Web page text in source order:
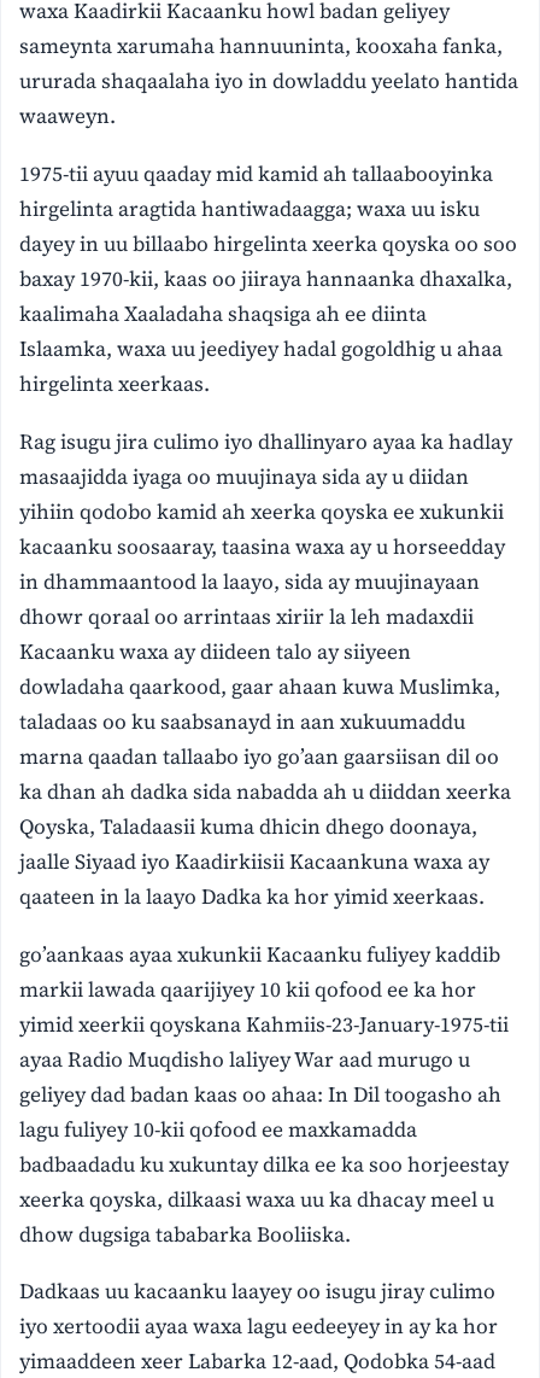
waxa Kaadirkii Kacaanku howl badan geliyey
sameynta xarumaha hannuuninta, kooxaha fanka,
ururada shaqaalaha iyo in dowladdu yeelato hantida
waaweyn.
1975-tii ayuu qaaday mid kamid ah tallaabooyinka
hirgelinta aragtida hantiwadaagga; waxa uu isku
dayey in uu billaabo hirgelinta xeerka qoyska oo soo
baxay 1970-kii, kaas oo jiiraya hannaanka dhaxalka,
kaalimaha Xaaladaha shaqsiga ah ee diinta
Islaamka, waxa uu jeediyey hadal gogoldhig u ahaa
hirgelinta xeerkaas.
Rag isugu jira culimo iyo dhallinyaro ayaa ka hadlay
masaajidda iyaga oo muujinaya sida ay u diidan
yihiin qodobo kamid ah xeerka qoyska ee xukunkii
kacaanku soosaaray, taasina waxa ay u horseedday
in dhammaantood la laayo, sida ay muujinayaan
dhowr qoraal oo arrintaas xiriir la leh madaxdii
Kacaanku waxa ay diideen talo ay siiyeen
dowladaha qaarkood, gaar ahaan kuwa Muslimka,
taladaas oo ku saabsanayd in aan xukuumaddu
marna qaadan tallaabo iyo go’aan gaarsiisan dil oo
ka dhan ah dadka sida nabadda ah u diiddan xeerka
Qoyska, Taladaasii kuma dhicin dhego doonaya,
jaalle Siyaad iyo Kaadirkiisii Kacaankuna waxa ay
qaateen in la laayo Dadka ka hor yimid xeerkaas.
go’aankaas ayaa xukunkii Kacaanku fuliyey kaddib
markii lawada qaarijiyey 10 kii qofood ee ka hor
yimid xeerkii qoyskana Kahmiis-23-January-1975-tii
ayaa Radio Muqdisho laliyey War aad murugo u
geliyey dad badan kaas oo ahaa: In Dil toogasho ah
lagu fuliyey 10-kii qofood ee maxkamadda
badbaadadu ku xukuntay dilka ee ka soo horjeestay
xeerka qoyska, dilkaasi waxa uu ka dhacay meel u
dhow dugsiga tababarka Booliiska.
Dadkaas uu kacaanku laayey oo isugu jiray culimo
iyo xertoodii ayaa waxa lagu eedeeyey in ay ka hor
yimaaddeen xeer Labarka 12-aad, Qodobka 54-aad